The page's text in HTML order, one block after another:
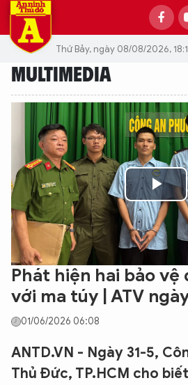
Thứ Bảy, ngày 08/08/2026,
MULTIMEDIA
Play
Video
Phát hiện hai bảo
với ma túy | ATV
01/06/2026 06:08
ANTD.VN - Ngày 31-5,
Thủ Đức, TP.HCM cho